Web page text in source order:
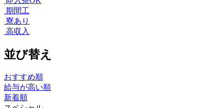
期間工
寮あり
高収入
並び替え
おすすめ順
給与が高い順
新着順